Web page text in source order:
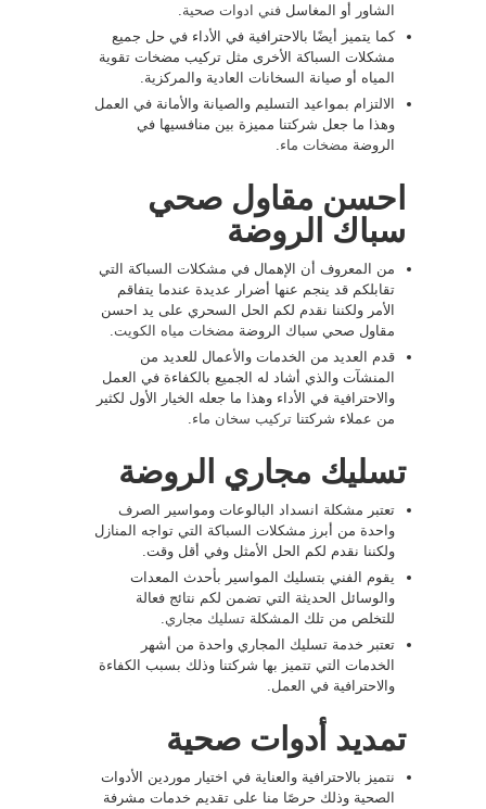
الشاور أو المغاسل فني ادوات صحية.
كما يتميز أيضًا بالاحترافية في الأداء في حل جميع
مشكلات السباكة الأخرى مثل تركيب مضخات تقوية
المياه أو صيانة السخانات العادية والمركزية.
الالتزام بمواعيد التسليم والصيانة والأمانة في العمل
وهذا ما جعل شركتنا مميزة بين منافسيها في
الروضة مضخات ماء.
احسن مقاول صحي
سباك الروضة
من المعروف أن الإهمال في مشكلات السباكة التي
تقابلكم قد ينجم عنها أضرار عديدة عندما يتفاقم
الأمر ولكننا نقدم لكم الحل السحري على يد احسن
مقاول صحي سباك الروضة مضخات مياه الكويت.
قدم العديد من الخدمات والأعمال للعديد من
المنشآت والذي أشاد له الجميع بالكفاءة في العمل
والاحترافية في الأداء وهذا ما جعله الخيار الأول لكثير
من عملاء شركتنا تركيب سخان ماء.
تسليك مجاري الروضة
تعتبر مشكلة انسداد البالوعات ومواسير الصرف
واحدة من أبرز مشكلات السباكة التي تواجه المنازل
ولكننا نقدم لكم الحل الأمثل وفي أقل وقت.
يقوم الفني بتسليك المواسير بأحدث المعدات
والوسائل الحديثة التي تضمن لكم نتائج فعالة
للتخلص من تلك المشكلة تسليك مجاري.
تعتبر خدمة تسليك المجاري واحدة من أشهر
الخدمات التي تتميز بها شركتنا وذلك بسبب الكفاءة
والاحترافية في العمل.
تمديد أدوات صحية
نتميز بالاحترافية والعناية في اختيار موردين الأدوات
الصحية وذلك حرصًا منا على تقديم خدمات مشرفة